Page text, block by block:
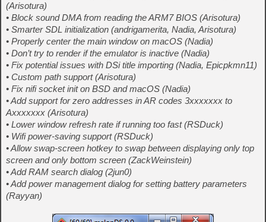
(Arisotura)
• Block sound DMA from reading the ARM7 BIOS (Arisotura)
• Smarter SDL initialization (andrigamerita, Nadia, Arisotura)
• Properly center the main window on macOS (Nadia)
• Don’t try to render if the emulator is inactive (Nadia)
• Fix potential issues with DSi title importing (Nadia, Epicpkmn11)
• Custom path support (Arisotura)
• Fix nifi socket init on BSD and macOS (Nadia)
• Add support for zero addresses in AR codes 3xxxxxxx to
Axxxxxxx (Arisotura)
• Lower window refresh rate if running too fast (RSDuck)
• Wifi power-saving support (RSDuck)
• Allow swap-screen hotkey to swap between displaying only top
screen and only bottom screen (ZackWeinstein)
• Add RAM search dialog (2jun0)
• Add power management dialog for setting battery parameters
(Rayyan)